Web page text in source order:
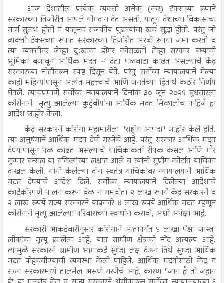
आज देशातील प्रत्येक व्यक्ती अनेक (कर) टॅक्सच्या रूपाने
सरकारच्या तिजोरीत आपले योगदान देत असतो. यातून देशाच्या विकासाचा
मार्ग सुलभ होतो व यातूनच राजकीय पुढाऱ्यांचा खर्च सुद्धा होतो. परंतु जो
व्यक्ती टॅक्सच्या रूपात सरकारच्या तिजोरीत अरबो रूपया जमा करतो व
त्या व्यक्तीवर जेव्हा दु:खाचा डोंगर कोसळतो तेंव्हा सरकार बघ्याची
भूमिका बजावून आर्थिक मदत न देता पळवाटा काढत असल्याचे केंद्र
सरकारच्या नीतीवरून स्पष्ट दिसून येते. परंतु सर्वोच्च न्यायालयाने गेल्या
काही महिन्यांपासून अत्यंत महत्त्वाचे आणि जनतेच्या हितार्थ कठोर निर्णय
घेतले. त्याचप्रमाणे सर्वोच्च न्यायालयाने दिनांक ३० जून २०२१ बुधवारला
कोरोनाने मृत्यु झालेल्या कुटुंबीयांना आर्थिक मदत मिळालीच पाहिजे हा
आदेश जाहीर केला.
केंद्र सरकारने कोरोना महामारीला "राष्ट्रीय आपदा" जाहीर केले होते.
त्या अनुषंगाने आर्थिक मदत देणे गरजेचे आहे. परंतु सरकार आर्थिक मदत
देण्यापासून पळ काढत असल्याचे याचिकाकर्ता रीपक कंसल आणि गौर
कुमार बन्सल या वकिलांच्या लक्षात आले व त्यांनी सुप्रीम कोर्टात याचिका
दाखल केली. यांनी केलेल्या दोन स्वतंत्र याचिकांवर न्यायालयाने आर्थिक
मदत देण्याचे आदेश दिले. सर्वोच्च न्यायालयाने दिलेल्या आदेशाचे
काटेकोरपणे पालन करून वेळ न गमवीता २ लाख रुपये केंद्र सरकारने व
२ लाख रुपये राज्य सरकारने याप्रकारे ४ लाख रुपये आर्थिक मदत म्हणून
कोरोनाने मृत्यू झालेल्या परिवाराच्या स्वाधीन करावी, अशी अपेक्षा आहे.
सरकारी आकडेवारीनुसार कोरोनाने आतापर्यंत ४ लाखा पेक्षा जास्त
लोकांचा मृत्यू झालेला आहे. यात ग्रामीण क्षेत्राची नोंद अत्यल्प आहे.
त्यामुळे सरकारने ग्रामीण भागाकडे सुध्दा लक्ष देऊन तिथे सुध्दा आर्थिक
मदत पोहचवीण्याची व्यवस्था केली पाहिजे. आर्थिक मदतीसाठी केंद्र व
राज्य सरकारमध्ये तालमेल असणे गरजेचे आहे. कारण "जान है तो जहान